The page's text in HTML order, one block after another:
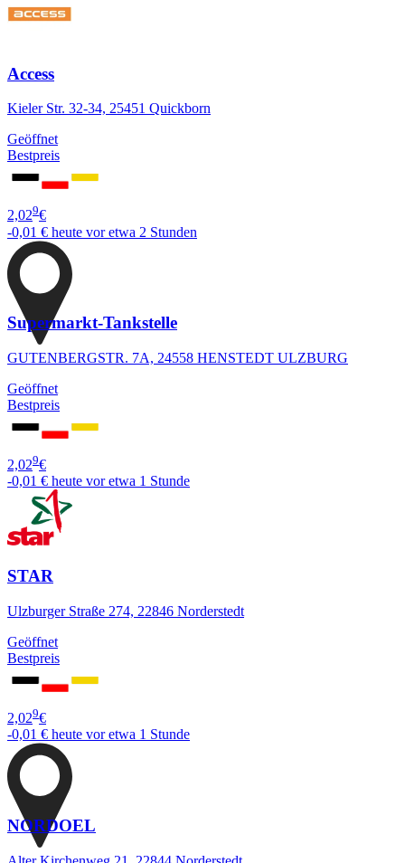
Access
Kieler Str. 32-34, 25451 Quickborn
Geöffnet
Bestpreis
2,029€
-0,01 € heute vor etwa 2 Stunden
Supermarkt-Tankstelle
GUTENBERGSTR. 7A, 24558 HENSTEDT ULZBURG
Geöffnet
Bestpreis
2,029€
-0,01 € heute vor etwa 1 Stunde
STAR
Ulzburger Straße 274, 22846 Norderstedt
Geöffnet
Bestpreis
2,029€
-0,01 € heute vor etwa 1 Stunde
NORDOEL